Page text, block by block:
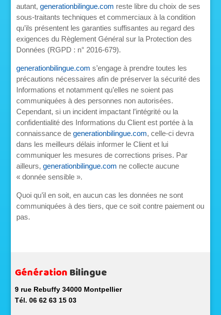
autant,generationbilingue.com reste libre du choix de ses
sous-traitants techniques et commerciaux à la condition
qu’ils présentent les garanties suffisantes au regard des
exigences du Règlement Général sur la Protection des
Données (RGPD : n° 2016-679).
generationbilingue.com s’engage à prendre toutes les
précautions nécessaires afin de préserver la sécurité des
Informations et notamment qu’elles ne soient pas
communiquées à des personnes non autorisées.
Cependant, si un incident impactant l’intégrité ou la
confidentialité des Informations du Client est portée à la
connaissance degenerationbilingue.com, celle-ci devra
dans les meilleurs délais informer le Client et lui
communiquer les mesures de corrections prises. Par
ailleurs,generationbilingue.com ne collecte aucune
« donnée sensible ».
Quoi qu’il en soit, en aucun cas les données ne sont
communiquées à des tiers, que ce soit contre paiement ou
pas.
GénérationBilingue
9 rue Rebuffy 34000 Montpellier
Tél. 06 62 63 15 03